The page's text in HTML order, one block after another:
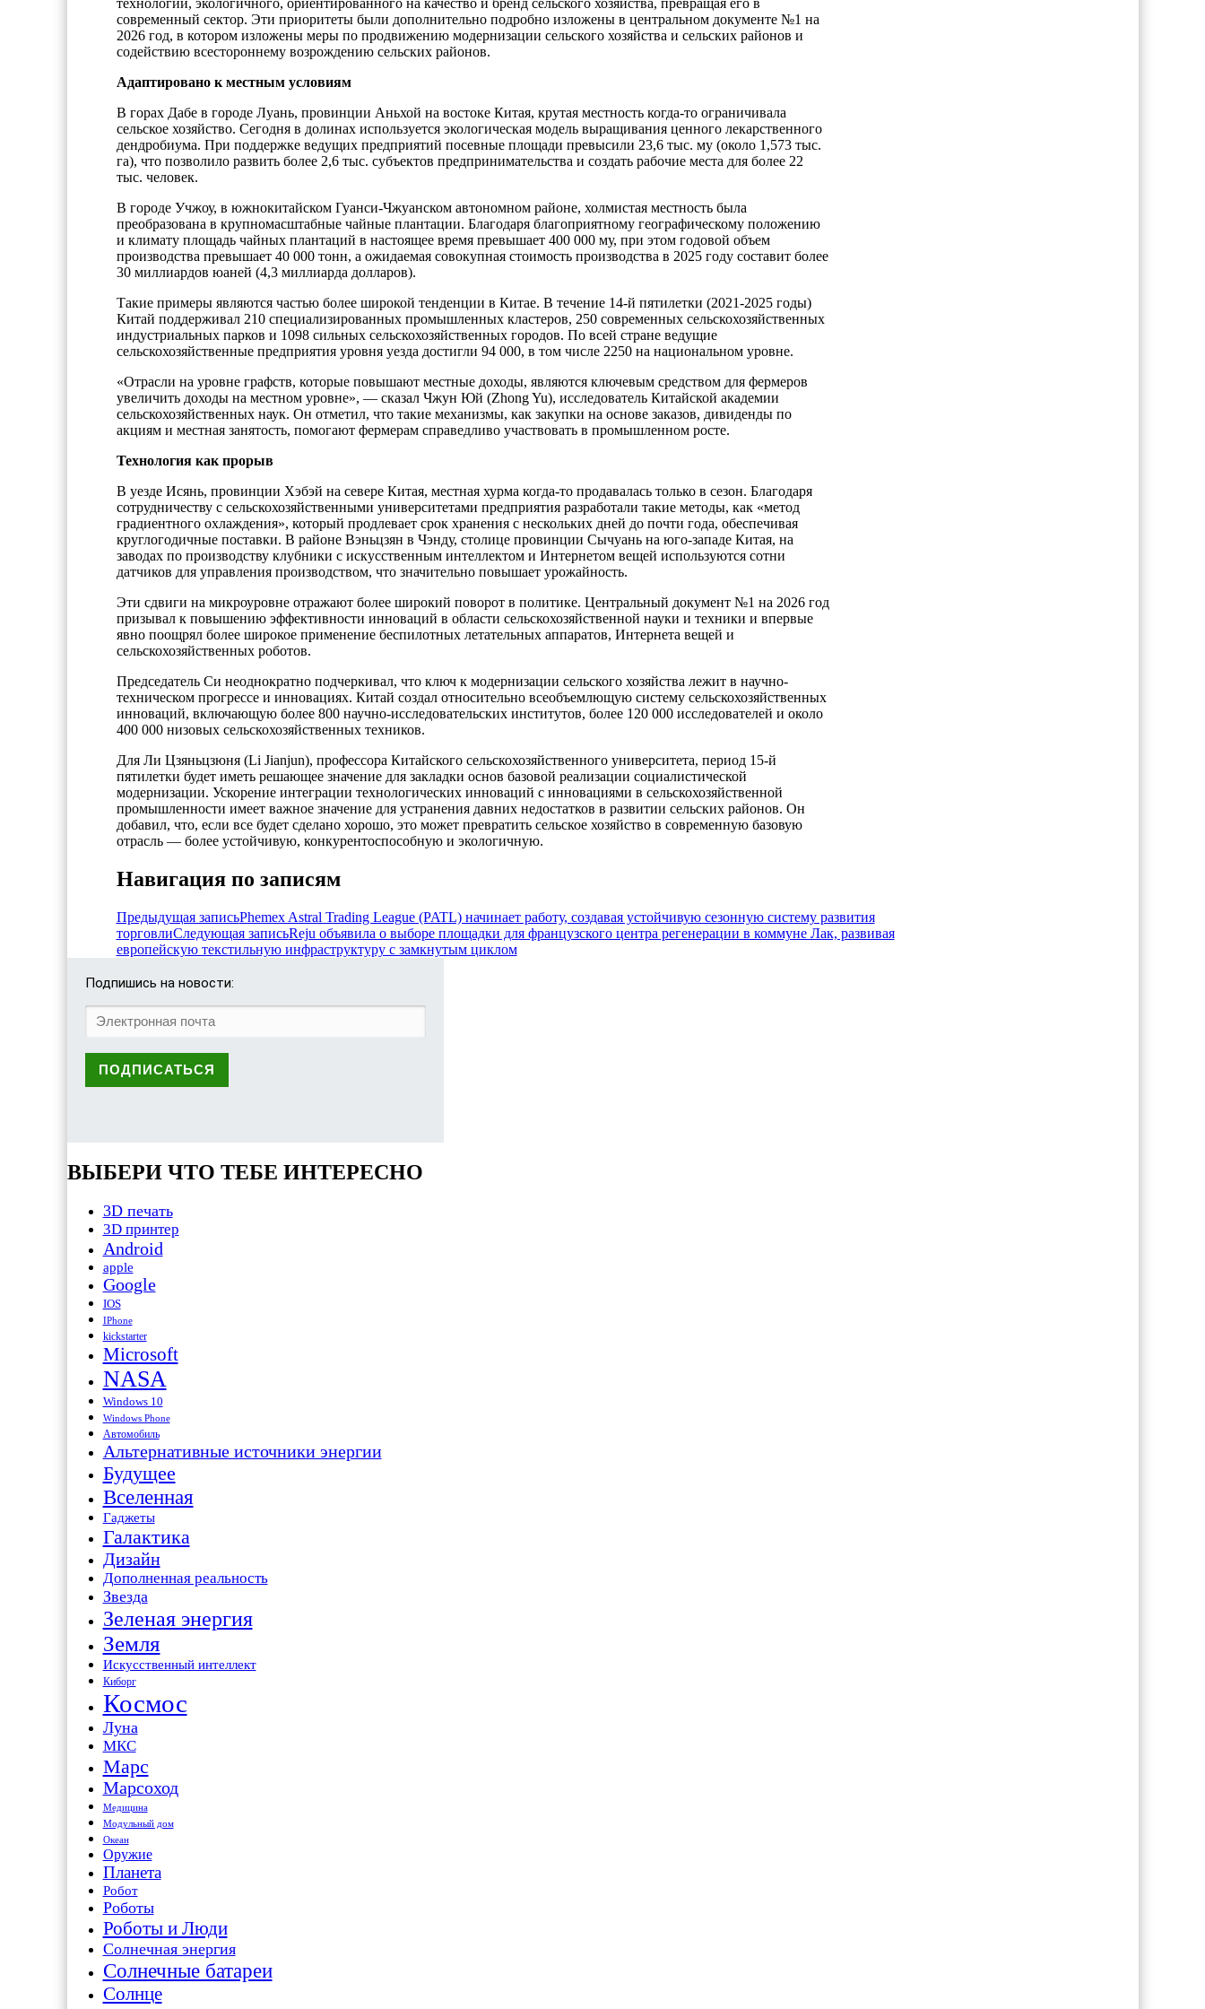
современный сектор. Эти приоритеты были дополнительно подробно изложены в центральном документе №1 на
2026 год, в котором изложены меры по продвижению модернизации сельского хозяйства и сельских районов и
содействию всестороннему возрождению сельских районов.
Адаптировано к местным условиям
В горах Дабе в городе Луань, провинции Аньхой на востоке Китая, крутая местность когда-то ограничивала
сельское хозяйство. Сегодня в долинах используется экологическая модель выращивания ценного лекарственного
дендробиума. При поддержке ведущих предприятий посевные площади превысили 23,6 тыс. му (около 1,573 тыс.
га), что позволило развить более 2,6 тыс. субъектов предпринимательства и создать рабочие места для более 22
тыс. человек.
В городе Учжоу, в южнокитайском Гуанси-Чжуанском автономном районе, холмистая местность была
преобразована в крупномасштабные чайные плантации. Благодаря благоприятному географическому положению
и климату площадь чайных плантаций в настоящее время превышает 400 000 му, при этом годовой объем
производства превышает 40 000 тонн, а ожидаемая совокупная стоимость производства в 2025 году составит более
30 миллиардов юаней (4,3 миллиарда долларов).
Такие примеры являются частью более широкой тенденции в Китае. В течение 14-й пятилетки (2021-2025 годы)
Китай поддерживал 210 специализированных промышленных кластеров, 250 современных сельскохозяйственных
индустриальных парков и 1098 сильных сельскохозяйственных городов. По всей стране ведущие
сельскохозяйственные предприятия уровня уезда достигли 94 000, в том числе 2250 на национальном уровне.
«Отрасли на уровне графств, которые повышают местные доходы, являются ключевым средством для фермеров
увеличить доходы на местном уровне», — сказал Чжун Юй (Zhong Yu), исследователь Китайской академии
сельскохозяйственных наук. Он отметил, что такие механизмы, как закупки на основе заказов, дивиденды по
акциям и местная занятость, помогают фермерам справедливо участвовать в промышленном росте.
Технология как прорыв
В уезде Исянь, провинции Хэбэй на севере Китая, местная хурма когда-то продавалась только в сезон. Благодаря
сотрудничеству с сельскохозяйственными университетами предприятия разработали такие методы, как «метод
градиентного охлаждения», который продлевает срок хранения с нескольких дней до почти года, обеспечивая
круглогодичные поставки. В районе Вэньцзян в Чэнду, столице провинции Сычуань на юго-западе Китая, на
заводах по производству клубники с искусственным интеллектом и Интернетом вещей используются сотни
датчиков для управления производством, что значительно повышает урожайность.
Эти сдвиги на микроуровне отражают более широкий поворот в политике. Центральный документ №1 на 2026 год
призывал к повышению эффективности инноваций в области сельскохозяйственной науки и техники и впервые
явно поощрял более широкое применение беспилотных летательных аппаратов, Интернета вещей и
сельскохозяйственных роботов.
Председатель Си неоднократно подчеркивал, что ключ к модернизации сельского хозяйства лежит в научно-
техническом прогрессе и инновациях. Китай создал относительно всеобъемлющую систему сельскохозяйственных
инноваций, включающую более 800 научно-исследовательских институтов, более 120 000 исследователей и около
400 000 низовых сельскохозяйственных техников.
Для Ли Цзяньцзюня (Li Jianjun), профессора Китайского сельскохозяйственного университета, период 15-й
пятилетки будет иметь решающее значение для закладки основ базовой реализации социалистической
модернизации. Ускорение интеграции технологических инноваций с инновациями в сельскохозяйственной
промышленности имеет важное значение для устранения давних недостатков в развитии сельских районов. Он
добавил, что, если все будет сделано хорошо, это может превратить сельское хозяйство в современную базовую
отрасль — более устойчивую, конкурентоспособную и экологичную.
Навигация по записям
Предыдущая записьPhemex Astral Trading League (PATL) начинает работу, создавая устойчивую сезонную систему развития
торговлиСледующая записьReju объявила о выборе площадки для французского центра регенерации в коммуне Лак, развивая
европейскую текстильную инфраструктуру с замкнутым циклом
Подпишись на новости:
ВЫБЕРИ ЧТО ТЕБЕ ИНТЕРЕСНО
3D печать
3D принтер
Android
apple
Google
IOS
IPhone
kickstarter
Microsoft
NASA
Windows 10
Windows Phone
Автомобиль
Альтернативные источники энергии
Будущее
Вселенная
Гаджеты
Галактика
Дизайн
Дополненная реальность
Звезда
Зеленая энергия
Земля
Искусственный интеллект
Киборг
Космос
Луна
МКС
Марс
Марсоход
Медицина
Модульный дом
Океан
Оружие
Планета
Робот
Роботы
Роботы и Люди
Солнечная энергия
Солнечные батареи
Солнце